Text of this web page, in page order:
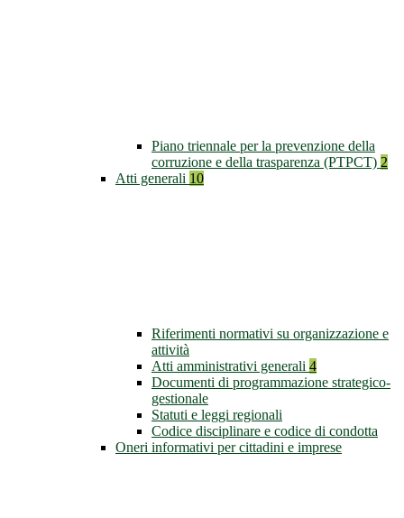
Piano triennale per la prevenzione della
corruzione e della trasparenza (PTPCT) 2
Atti generali 10
Riferimenti normativi su organizzazione e
attività
Atti amministrativi generali 4
Documenti di programmazione strategico-
gestionale
Statuti e leggi regionali
Codice disciplinare e codice di condotta
Oneri informativi per cittadini e imprese